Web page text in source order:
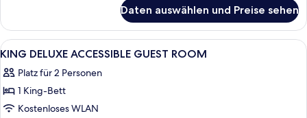
Daten auswählen und Preise sehen
Alle
Fotos
für
KING
DELUXE
Ein Hotelzimmer mit einem großen
1
KING DELUXE ACCESSIBLE GUEST ROOM
Platz für 2 Personen
1 King-Bett
Kostenloses WLAN